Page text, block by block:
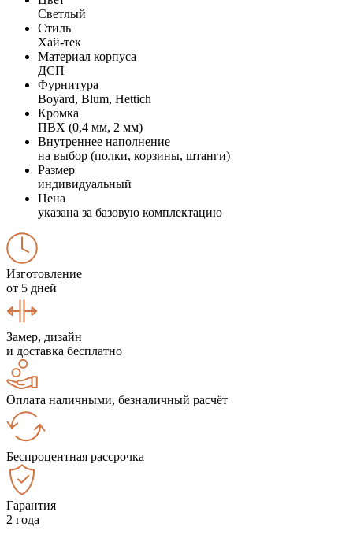
Светлый
Стиль
Хай-тек
Материал корпуса
ДСП
Фурнитура
Boyard, Blum, Hettich
Кромка
ПВХ (0,4 мм, 2 мм)
Внутреннее наполнение
на выбор (полки, корзины, штанги)
Размер
индивидуальный
Цена
указана за базовую комплектацию
Изготовление
от 5 дней
Замер, дизайн
и доставка бесплатно
Оплата наличными, безналичный расчёт
Беспроцентная рассрочка
Гарантия
2 года